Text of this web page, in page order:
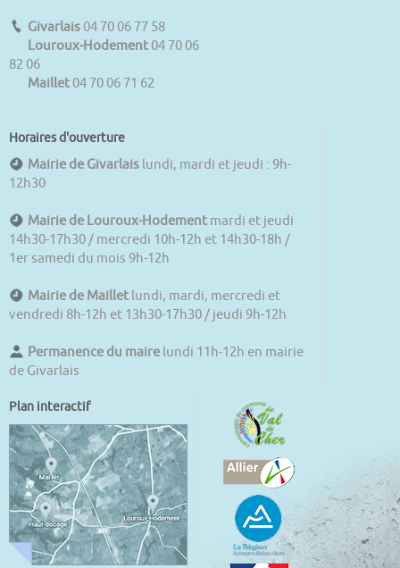
Givarlais 04 70 06 77 58
Louroux-Hodement 04 70 06
82 06
Maillet 04 70 06 71 62
Horaires d'ouverture
Mairie de Givarlais lundi, mardi et jeudi : 9h-
12h30
Mairie de Louroux-Hodement mardi et jeudi
14h30-17h30 / mercredi 10h-12h et 14h30-18h /
1er samedi du mois 9h-12h
Mairie de Maillet lundi, mardi, mercredi et
vendredi 8h-12h et 13h30-17h30 / jeudi 9h-12h
Permanence du maire lundi 11h-12h en mairie
de Givarlais
Plan interactif